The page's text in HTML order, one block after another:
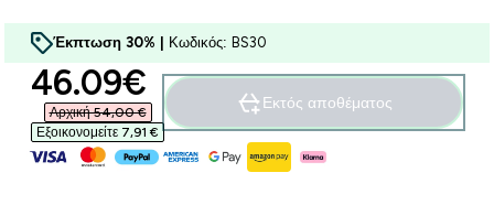
Έκπτωση 30% | Κωδικός: BS30
discounted price
46.09€‎
Αρχική 54,00 €‎
Εξοικονομείτε 7,91 €‎
Εκτός αποθέματος